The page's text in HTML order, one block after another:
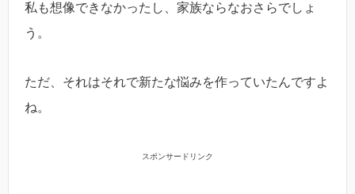
私も想像できなかったし、家族ならなおさらでしょ
う。
ただ、それはそれで新たな悩みを作っていたんですよ
ね。
スポンサードリンク